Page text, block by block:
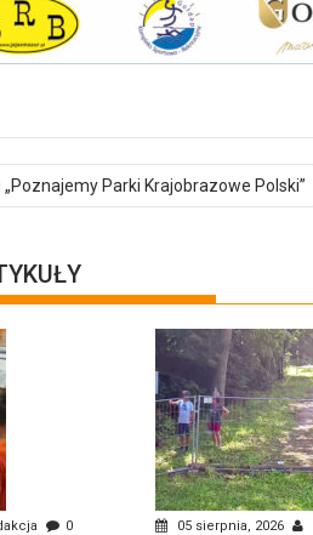
Parki Krajobrazowe Polski”
0 05 sierpnia, 2026